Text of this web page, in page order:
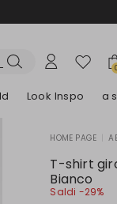
Look Inspo a
Scopri i nostri Abiti
HOME PAGE
T-shirt
Bianco
Saldi -29%